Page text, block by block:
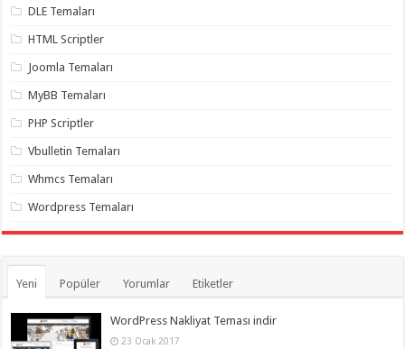
DLE Temaları
HTML Scriptler
Joomla Temaları
MyBB Temaları
PHP Scriptler
Vbulletin Temaları
Whmcs Temaları
Wordpress Temaları
Yeni Popüler Yorumlar Etiketler
WordPress Nakliyat Teması indir
23 Ocak 2017